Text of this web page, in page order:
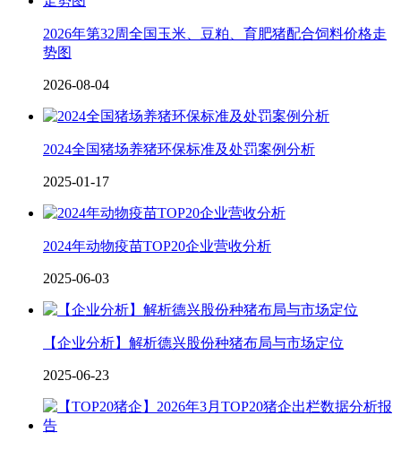
2026年第32周全国玉米、豆粕、育肥猪配合饲料价格走
势图
2026-08-04
2024全国猪场养猪环保标准及处罚案例分析
2025-01-17
2024年动物疫苗TOP20企业营收分析
2025-06-03
【企业分析】解析德兴股份种猪布局与市场定位
2025-06-23